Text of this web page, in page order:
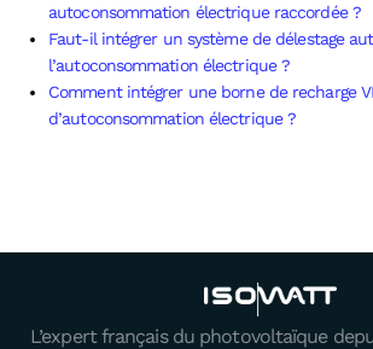
autoconsommation électrique raccordée ?
Faut-il intégrer un système de délestage
l’autoconsommation électrique ?
Comment intégrer une borne de recharge
d’autoconsommation électrique ?
L’expert français du photovoltaïque